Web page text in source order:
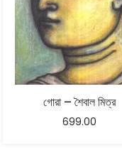
গোরা – শৈবাল মিত্র
699.00